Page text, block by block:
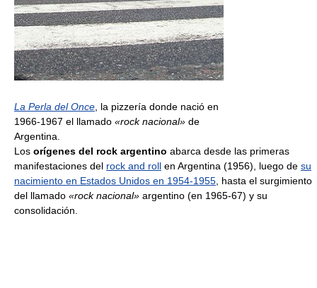
La Perla del Once , la pizzería donde nació en
1966-1967 el llamado «rock nacional» de
Argentina.
Los orígenes del rock argentino abarca desde las primeras
manifestaciones del rock and roll en Argentina (1956), luego de su
nacimiento en Estados Unidos en 1954-1955 , hasta el surgimiento
del llamado «rock nacional» argentino (en 1965-67) y su
consolidación.